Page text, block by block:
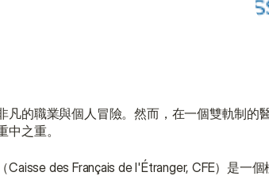
的職業與個人冒險。然而，在一個雙軌制的
之重。
des Français de l'Étranger, CFE）是一